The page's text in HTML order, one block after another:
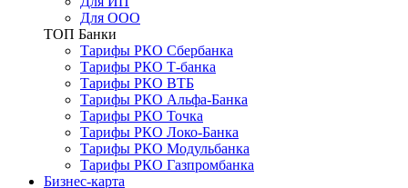
Для ООО
ТОП Банки
Тарифы РКО Сбербанка
Тарифы РКО Т-банка
Тарифы РКО ВТБ
Тарифы РКО Альфа-Банка
Тарифы РКО Точка
Тарифы РКО Локо-Банка
Тарифы РКО Модульбанка
Тарифы РКО Газпромбанка
Бизнес-карта